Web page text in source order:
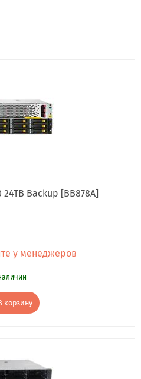
Backup [BB878A]
у менеджеров
корзину